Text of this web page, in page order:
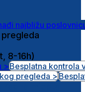
najbližu
8-16h)
>Besplatna kontrola
pregleda >